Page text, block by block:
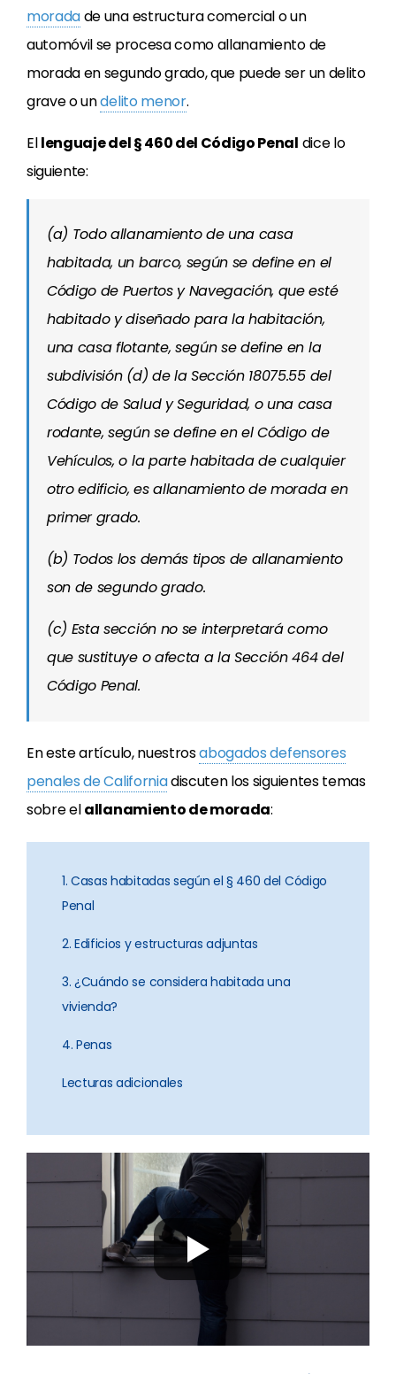
moradade una estructura comercial o un
automóvil se procesa como allanamiento de
morada en segundo grado, que puede ser un delito
grave o undelito menor.
Ellenguaje del § 460 del Código Penal dice lo
siguiente:
(a) Todo allanamiento de una casa
habitada, un barco, según se define en el
Código de Puertos y Navegación, que esté
habitado y diseñado para la habitación,
una casa flotante, según se define en la
subdivisión (d) de la Sección 18075.55 del
Código de Salud y Seguridad, o una casa
rodante, según se define en el Código de
Vehículos, o la parte habitada de cualquier
otro edificio, es allanamiento de morada en
primer grado.
(b) Todos los demás tipos de allanamiento
son de segundo grado.
(c) Esta sección no se interpretará como
que sustituye o afecta a la Sección 464 del
Código Penal.
En este artículo, nuestrosabogados defensores
penales de Californiadiscuten los siguientes temas
sobre elallanamiento de morada:
1. Casas habitadas según el § 460 del Código
Penal
2. Edificios y estructuras adjuntas
3. ¿Cuándo se considera habitada una
vivienda?
4. Penas
Lecturas adicionales